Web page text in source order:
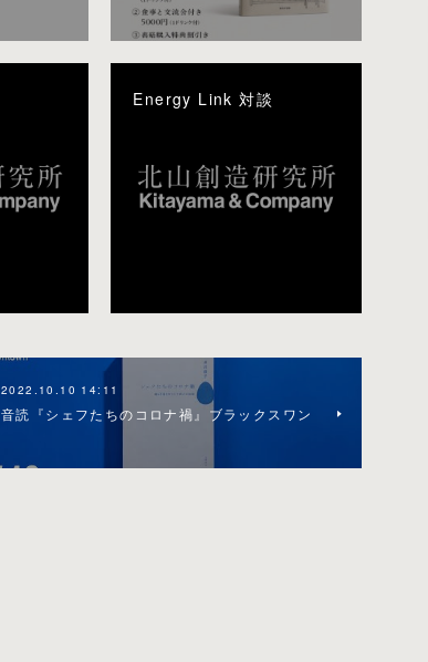
Energy Link 対談
2022.10.10 14:11
音読『シェフたちのコロナ禍』ブラックスワン